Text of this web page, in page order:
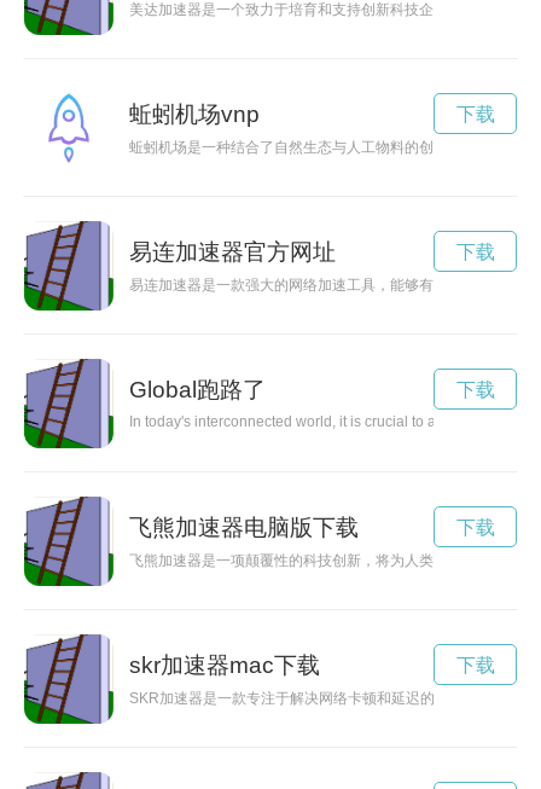
美达加速器是一个致力于培育和支持创新科技企业的创业园区
蚯蚓机场vnp
蚯蚓机场是一种结合了自然生态与人工物料的创新项目，在土
下载
易连加速器官方网址
易连加速器是一款强大的网络加速工具，能够有效提升网速，
下载
Global跑路了
In today's interconnected world, it is crucial to adopt a global
下载
飞熊加速器电脑版下载
飞熊加速器是一项颠覆性的科技创新，将为人类带来全新的体
下载
skr加速器mac下载
SKR加速器是一款专注于解决网络卡顿和延迟的工具，可以提
下载